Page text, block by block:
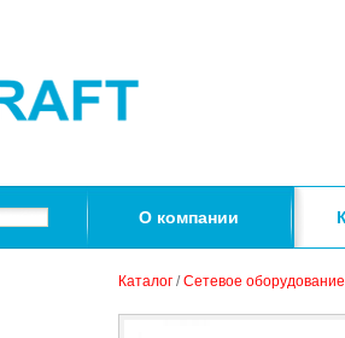
О компании
Каталог /Сетевое оборудование